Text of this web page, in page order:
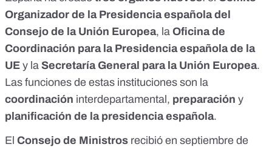
Organizador de la Presidencia española del
Consejo de la Unión Europea, la Oficina de
Coordinación para la Presidencia española de la
UE y la Secretaría General para la Unión Europea.
Las funciones de estas instituciones son la
coordinación interdepartamental, preparación y
planificación de la presidencia española.
El Consejo de Ministros recibió en septiembre de